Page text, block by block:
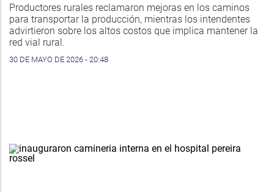
Productores rurales reclamaron mejoras en los caminos
para transportar la producción, mientras los intendentes
advirtieron sobre los altos costos que implica mantener la
red vial rural.
30 DE MAYO DE 2026 - 20:48